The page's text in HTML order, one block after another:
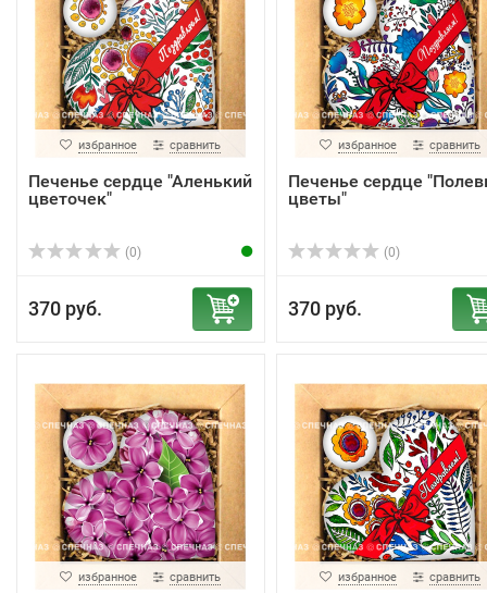
избранное сравнить
Печенье сердце "Аленький
цветочек"
(0)
370 руб.
избранное сравнить
Печенье сердце
цветы"
(0)
370 руб.
избранное сравнить избранное сравнить